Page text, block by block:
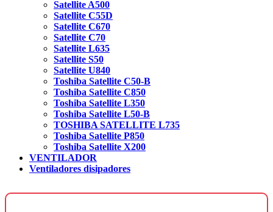
Satellite A500
Satellite C55D
Satellite C670
Satellite C70
Satellite L635
Satellite S50
Satellite U840
Toshiba Satellite C50-B
Toshiba Satellite C850
Toshiba Satellite L350
Toshiba Satellite L50-B
TOSHIBA SATELLITE L735
Toshiba Satellite P850
Toshiba Satellite X200
VENTILADOR
Ventiladores disipadores